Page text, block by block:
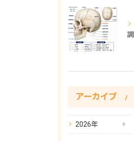
アーカイブ
2026年